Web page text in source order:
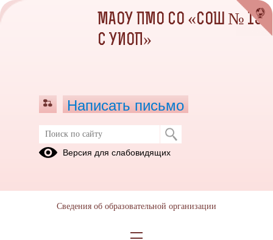
Порядок действий населения по
сигналу гражданской обороны при
МАОУ ПМО СО «СОШ № 13
С УИОП»
Написать письмо
Версия для слабовидящих
Сведения об образовательной организации